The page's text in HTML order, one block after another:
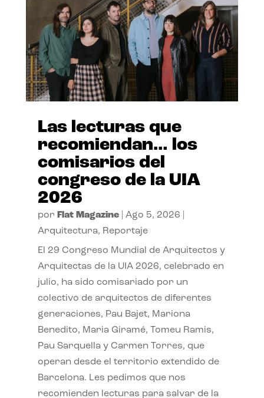
Las lecturas que
recomiendan… los
comisarios del
congreso de la UIA
2026
por Flat Magazine| Ago 5, 2026
Arquitectura, Reportaje
El 29 Congreso Mundial de Arquitectos y
Arquitectas de la UIA 2026, celebrado en
julio, ha sido comisariado por un
colectivo de arquitectos de diferentes
generaciones, Pau Bajet, Mariona
Benedito, Maria Giramé, Tomeu Ramis,
Pau Sarquella y Carmen Torres, que
operan desde el territorio extendido de
Barcelona. Les pedimos que nos
recomienden lecturas para salvar de la